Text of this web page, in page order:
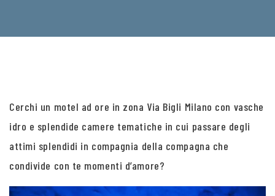
Cerchi un motel ad ore in zona Via Bigli Milano con vasche
idro e splendide camere tematiche in cui passare degli
attimi splendidi in compagnia della compagna che
condivide con te momenti d’amore?